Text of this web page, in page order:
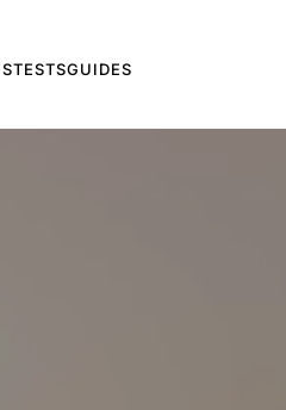
TESTSGUIDES